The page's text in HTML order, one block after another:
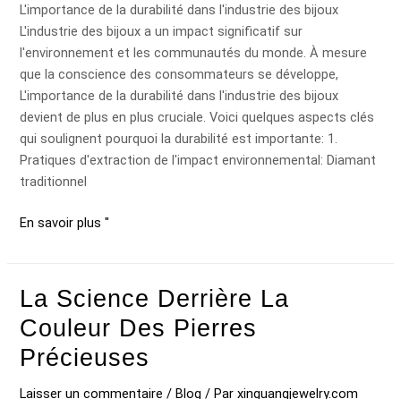
L'importance de la durabilité dans l'industrie des bijoux
L'industrie des bijoux a un impact significatif sur
l'environnement et les communautés du monde. À mesure
que la conscience des consommateurs se développe,
L'importance de la durabilité dans l'industrie des bijoux
devient de plus en plus cruciale. Voici quelques aspects clés
qui soulignent pourquoi la durabilité est importante: 1.
Pratiques d'extraction de l'impact environnemental: Diamant
traditionnel
le
JE
...
En savoir plus "
La Science Derrière La
Couleur Des Pierres
Précieuses
Laisser un commentaire /Blog / Parxinguangjewelry.com
La
derrière
la